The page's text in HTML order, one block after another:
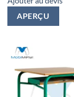
APERÇU